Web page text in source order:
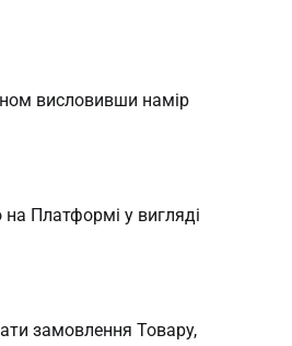
висловивши намір
Платформі у вигляді
замовлення Товару,